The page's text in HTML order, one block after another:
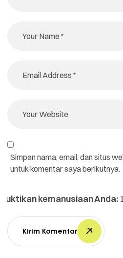
Simpan nama, email, dan situs
untuk komentar saya berikutnya.
Buktikan kemanusiaan Anda:
Kirim Komentar